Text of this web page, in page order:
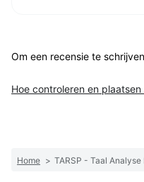
Om een recensie te
Hoe controleren en plaatsen
Home > TARSP - Taal